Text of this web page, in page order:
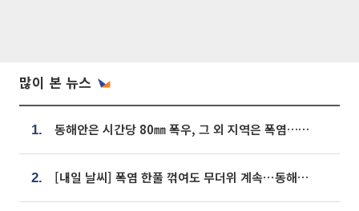
많이 본 뉴스
1. 동해안은 시간당 80㎜ 폭우, 그 외 지역은 폭염…‘극과 극 날씨’
2. [내일 날씨] 폭염 한풀 꺾여도 무더위 계속⋯동해안 이틀 연속 비